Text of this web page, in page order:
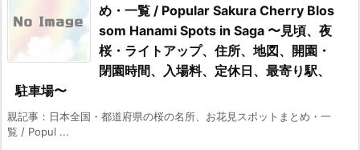
め・一覧 / Popular Sakura Cherry Blos
som Hanami Spots in Saga 〜見頃、夜
桜・ライトアップ、住所、地図、開園・
閉園時間、入場料、定休日、最寄り駅、
駐車場〜
親記事：日本全国・都道府県の桜の名所、お花見スポットまとめ・一
覧 / Popul ...